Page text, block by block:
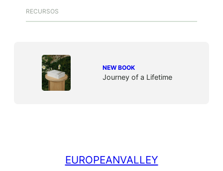
RECURSOS
NEW BOOK
Journey of a Lifetime
EUROPEANVALLEY